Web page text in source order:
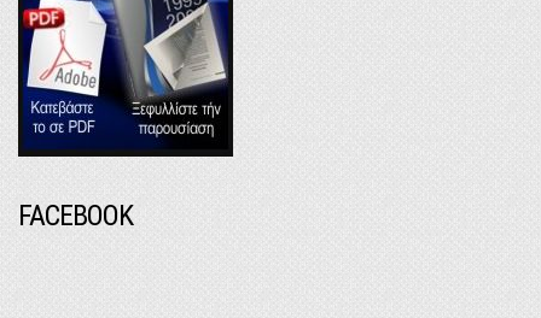
FACEBOOK